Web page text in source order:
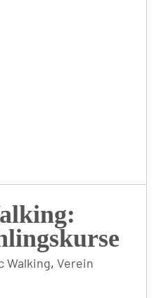
Walking, Verein